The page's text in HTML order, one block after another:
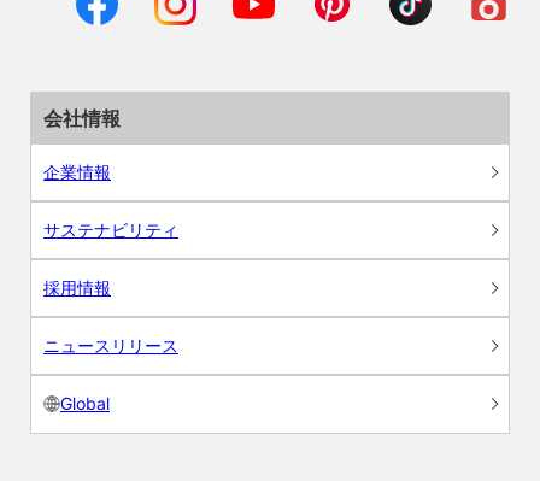
会社情報
企業情報
サステナビリティ
採用情報
ニュースリリース
Global